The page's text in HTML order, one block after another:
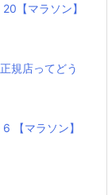
【マラソン】
規店ってどう
【マラソン】